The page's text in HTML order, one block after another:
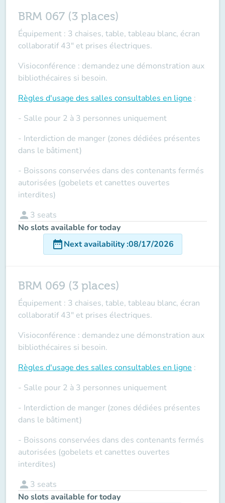
BRM 067 (3 places)
Équipement : 3 chaises, table, tableau blanc, écran
collaboratif 43" et prises électriques.
Visioconférence : demandez une démonstration aux
bibliothécaires si besoin.
Règles d'usage des salles consultables en ligne :
- Salle pour 2 à 3 personnes uniquement
- Interdiction de manger (zones dédiées présentes
dans le bâtiment)
- Boissons conservées dans des contenants fermés
autorisées (gobelets et canettes ouvertes
interdites)
person 3 seats
No slots available for today
date_rangeNext availability:08/17/2026
BRM 069 (3 places)
Équipement : 3 chaises, table, tableau blanc, écran
collaboratif 43" et prises électriques.
Visioconférence : demandez une démonstration aux
bibliothécaires si besoin.
Règles d'usage des salles consultables en ligne :
- Salle pour 2 à 3 personnes uniquement
- Interdiction de manger (zones dédiées présentes
dans le bâtiment)
- Boissons conservées dans des contenants fermés
autorisées (gobelets et canettes ouvertes
interdites)
person 3 seats
No slots available for today